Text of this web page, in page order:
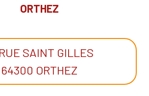
ORTHEZ
SAINT GILLES
64300 ORTHEZ